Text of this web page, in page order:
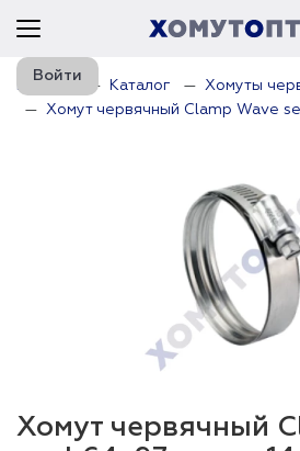
Войти
Главная Каталог
Хомуты
Хомут червячный Clamp Wave
Хомут червячный